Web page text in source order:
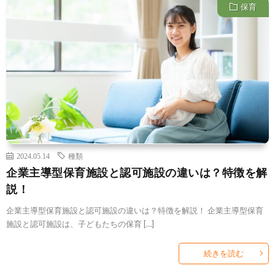
保育
2024.05.14 種類
企業主導型保育施設と認可施設の違いは？特徴を解
説！
企業主導型保育施設と認可施設の違いは？特徴を解説！ 企業主導型保育
施設と認可施設は、子どもたちの保育 […]
続きを読む